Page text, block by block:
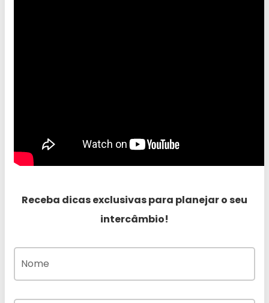
Receba dicas exclusivas para planejar o seu
intercâmbio!